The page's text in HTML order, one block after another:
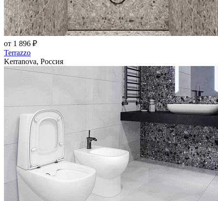
от 1 896 ₽
Terrazzo
Kerranova, Россия